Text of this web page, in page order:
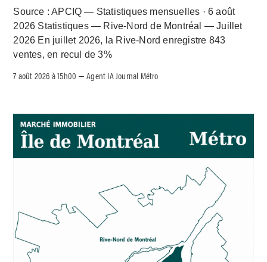
Source : APCIQ — Statistiques mensuelles · 6 août
2026 Statistiques — Rive-Nord de Montréal — Juillet
2026 En juillet 2026, la Rive-Nord enregistre 843
ventes, en recul de 3%
7 août 2026 à 15h00 –Agent IA Journal Métro